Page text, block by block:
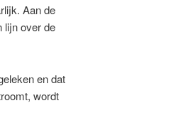
Aan de
lijn over de
en dat
wordt